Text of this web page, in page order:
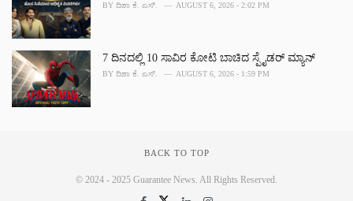
BY ದಿಶಾ ಕೆ. ಎಸ್. AUGUST 6, 2026 - 2:02 PM
7 ದಿನದಲ್ಲಿ 10 ಸಾವಿರ ಕೋಟಿ ಬಾಚಿದ ಸ್ಪೈಡರ್ ಮ್ಯಾನ್
BY ದಿಶಾ ಕೆ. ಎಸ್. AUGUST 6, 2026 - 1:59 PM
BACK TO TOP
© 2024 - 2025 Guarantee News. All Rights Reserved.